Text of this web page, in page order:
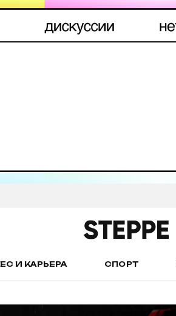
И КАРЬЕРА СПОРТ